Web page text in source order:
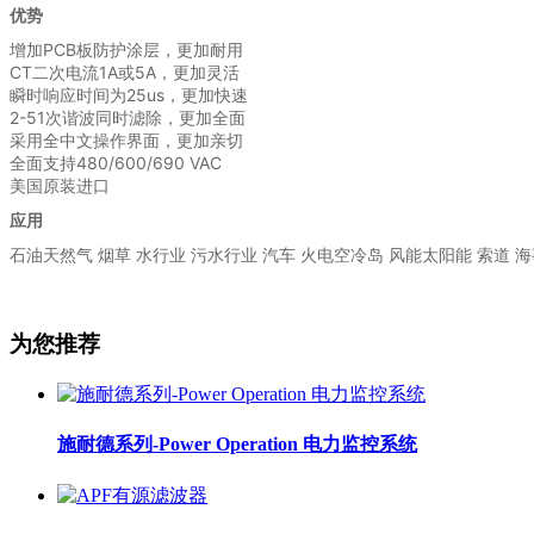
优势
增加PCB板防护涂层，更加耐用
CT二次电流1A或5A，更加灵活
瞬时响应时间为25us，更加快速
2-51次谐波同时滤除，更加全面
采用全中文操作界面，更加亲切
全面支持480/600/690 VAC
美国原装进口
应用
石油天然气 烟草 水行业 污水行业 汽车 火电空冷岛 风能太阳能 索道
为您推荐
施耐德系列-Power Operation 电力监控系统